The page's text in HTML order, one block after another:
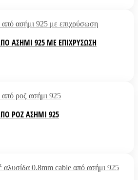
ΑΣΉΜΙ 925 ΜΕ ΕΠΙΧΡΎΣΩΣΗ
ΡΟΖ ΑΣΉΜΙ 925